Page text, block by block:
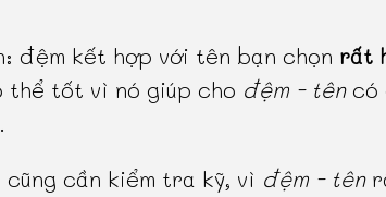
đệm kết hợp với tên bạn chọn rất
thể tốt vì nó giúp cho đệm - têncó
cũng cần kiểm tra kỹ, vì đệm - tên